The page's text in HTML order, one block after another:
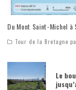
Du Mont Saint-Michel
Tour de la Bretagne
Le